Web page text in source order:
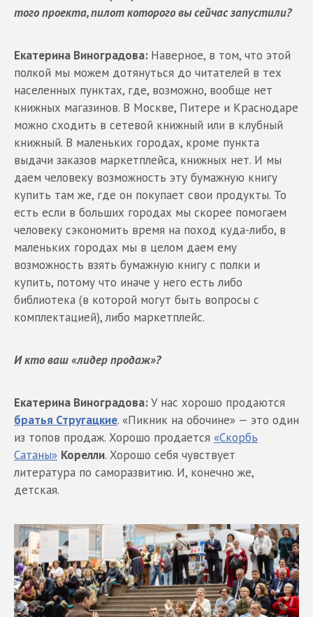
того проекта, пилот которого вы сейчас запустили?
Екатерина Виноградова: Наверное, в том, что этой
полкой мы можем дотянуться до читателей в тех
населенных пунктах, где, возможно, вообще нет
книжных магазинов. В Москве, Питере и Краснодаре
можно сходить в сетевой книжный или в клубный
книжный. В маленьких городах, кроме пункта
выдачи заказов маркетплейса, книжных нет. И мы
даем человеку возможность эту бумажную книгу
купить там же, где он покупает свои продукты. То
есть если в больших городах мы скорее помогаем
человеку сэкономить время на поход куда-либо, в
маленьких городах мы в целом даем ему
возможность взять бумажную книгу с полки и
купить, потому что иначе у него есть либо
библиотека (в которой могут быть вопросы с
комплектацией), либо маркетплейс.
И кто ваш «лидер продаж»?
Екатерина Виноградова:У нас хорошо продаются
братья Стругацкие. «Пикник на обочине» — это один
из топов продаж. Хорошо продается «Скорбь
Сатаны» Корелли. Хорошо себя чувствует
литература по саморазвитию. И, конечно же,
детская.